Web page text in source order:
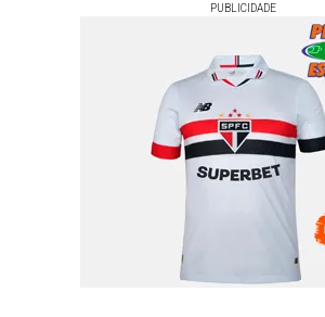
PUBLICIDADE